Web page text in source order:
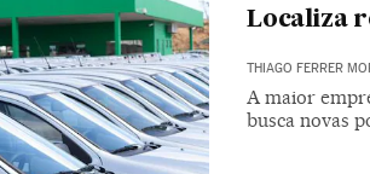
Localiza
THIAGO FERRER
A maior
busca novas